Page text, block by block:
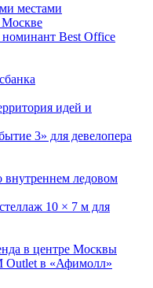
местами
Москве
Best Office
идей и
3» для девелопера
внутреннем ледовом
10 × 7 м для
в центре Москвы
в «Афимолл»